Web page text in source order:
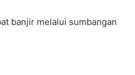
banjir melalui sumbangan